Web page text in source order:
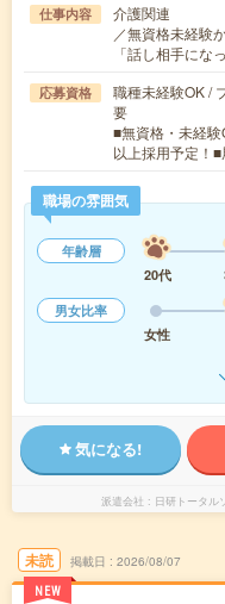
仕事内容
介護関連
／無資格未経験
「話し相手に
応募資格
職種未経験OK /
要
■無資格・未経
以上採用予定！
職場の雰囲気
年齢層
20代
男女比率
女性
気になる!
派遣会社 日研トータ
未読
NEW
掲載日 2026/08/07